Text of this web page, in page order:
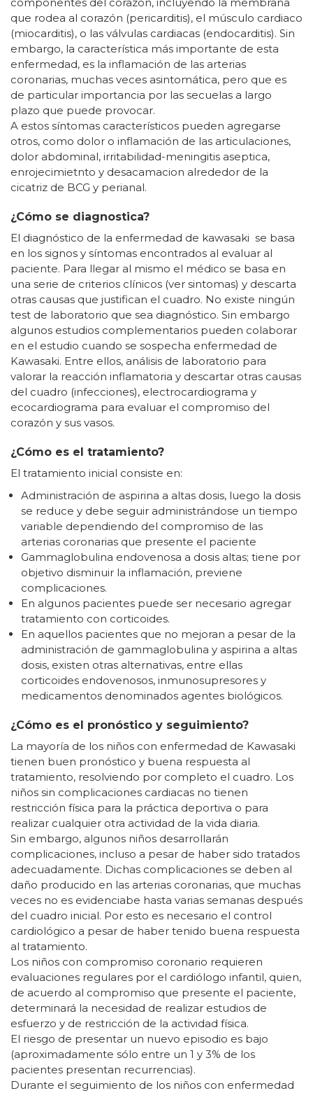
que rodea al corazón (pericarditis), el músculo cardiaco
(miocarditis), o las válvulas cardiacas (endocarditis). Sin
embargo, la característica más importante de esta
enfermedad, es la inflamación de las arterias
coronarias, muchas veces asintomática, pero que es
de particular importancia por las secuelas a largo
plazo que puede provocar.
A estos síntomas característicos pueden agregarse
otros, como dolor o inflamación de las articulaciones,
dolor abdominal, irritabilidad-meningitis aseptica,
enrojecimietnto y desacamacion alrededor de la
cicatriz de BCG y perianal.
¿Cómo se diagnostica?
El diagnóstico de la enfermedad de kawasaki se basa
en los signos y síntomas encontrados al evaluar al
paciente. Para llegar al mismo el médico se basa en
una serie de criterios clínicos (ver sintomas) y descarta
otras causas que justifican el cuadro. No existe ningún
test de laboratorio que sea diagnóstico. Sin embargo
algunos estudios complementarios pueden colaborar
en el estudio cuando se sospecha enfermedad de
Kawasaki. Entre ellos, análisis de laboratorio para
valorar la reacción inflamatoria y descartar otras causas
del cuadro (infecciones), electrocardiograma y
ecocardiograma para evaluar el compromiso del
corazón y sus vasos.
¿Cómo es el tratamiento?
El tratamiento inicial consiste en:
Administración de aspirina a altas dosis, luego la dosis
se reduce y debe seguir administrándose un tiempo
variable dependiendo del compromiso de las
arterias coronarias que presente el paciente
Gammaglobulina endovenosa a dosis altas; tiene por
objetivo disminuir la inflamación, previene
complicaciones.
En algunos pacientes puede ser necesario agregar
tratamiento con corticoides.
En aquellos pacientes que no mejoran a pesar de la
administración de gammaglobulina y aspirina a altas
dosis, existen otras alternativas, entre ellas
corticoides endovenosos, inmunosupresores y
medicamentos denominados agentes biológicos.
¿Cómo es el pronóstico y seguimiento?
La mayoría de los niños con enfermedad de Kawasaki
tienen buen pronóstico y buena respuesta al
tratamiento, resolviendo por completo el cuadro. Los
niños sin complicaciones cardiacas no tienen
restricción física para la práctica deportiva o para
realizar cualquier otra actividad de la vida diaria.
Sin embargo, algunos niños desarrollarán
complicaciones, incluso a pesar de haber sido tratados
adecuadamente. Dichas complicaciones se deben al
daño producido en las arterias coronarias, que muchas
veces no es evidenciabe hasta varias semanas después
del cuadro inicial. Por esto es necesario el control
cardiológico a pesar de haber tenido buena respuesta
al tratamiento.
Los niños con compromiso coronario requieren
evaluaciones regulares por el cardiólogo infantil, quien,
de acuerdo al compromiso que presente el paciente,
determinará la necesidad de realizar estudios de
esfuerzo y de restricción de la actividad física.
El riesgo de presentar un nuevo episodio es bajo
(aproximadamente sólo entre un 1 y 3% de los
pacientes presentan recurrencias).
Durante el seguimiento de los niños con enfermedad